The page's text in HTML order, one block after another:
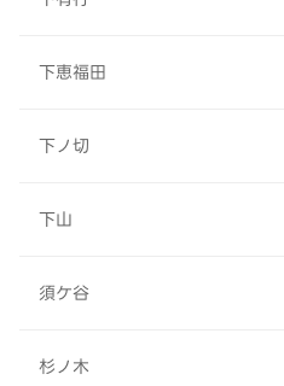
下恵福田
下ノ切
下山
須ケ谷
杉ノ木